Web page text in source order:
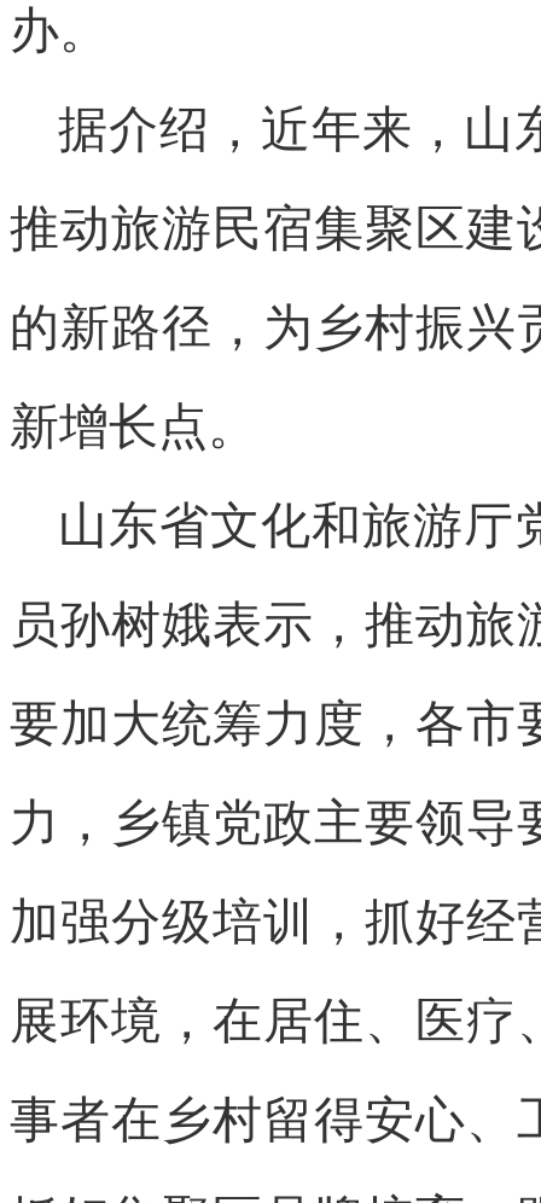
办。
据介绍，近年来，山
推动旅游民宿集聚区建
的新路径，为乡村振兴
新增长点。
山东省文化和旅游厅
员孙树娥表示，推动
要加大统筹力度，各市
力，乡镇党政主要领导
加强分级培训，抓好经
展环境，在居住、医
事者在乡村留得安心、